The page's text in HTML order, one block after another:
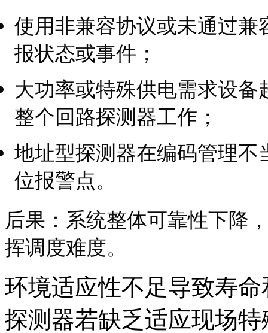
使用非兼容协议或未通过
报状态或事件；
大功率或特殊供电需求设
整个回路探测器工作；
地址型探测器在编码管理
位报警点。
后果：系统整体可靠性下降
挥调度难度。
环境适应性不足导致寿
探测器若缺乏适应现场